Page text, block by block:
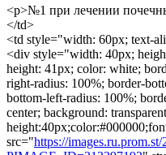
<p>№1 при лечении
</td>
<td style="width: 60px; text-
<div style="width: 40px;
height: 41px; color: white;
right-radius: 100%; border-
bottom-left-radius: 100%;
center; background:
src="https://